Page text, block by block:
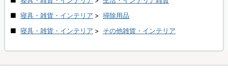
寝具・雑貨・インテリア > 掃除用品
寝具・雑貨・インテリア > その他雑貨・インテリア